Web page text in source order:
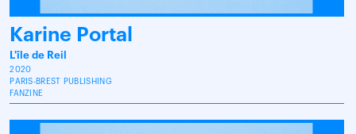
Karine Portal
L'île de Reil
2020
PARIS-BREST PUBLISHING
FANZINE